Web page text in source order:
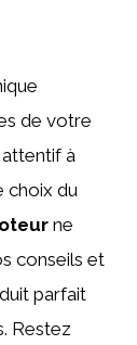
de votre
à
choix du
ne
conseils et
parfait
Restez